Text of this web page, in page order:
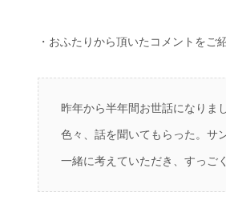
・おふたりから頂いたコメントをご
昨年から半年間お世話になりまし
色々、話を聞いてもらった。サ
一緒に考えていただき、すっご